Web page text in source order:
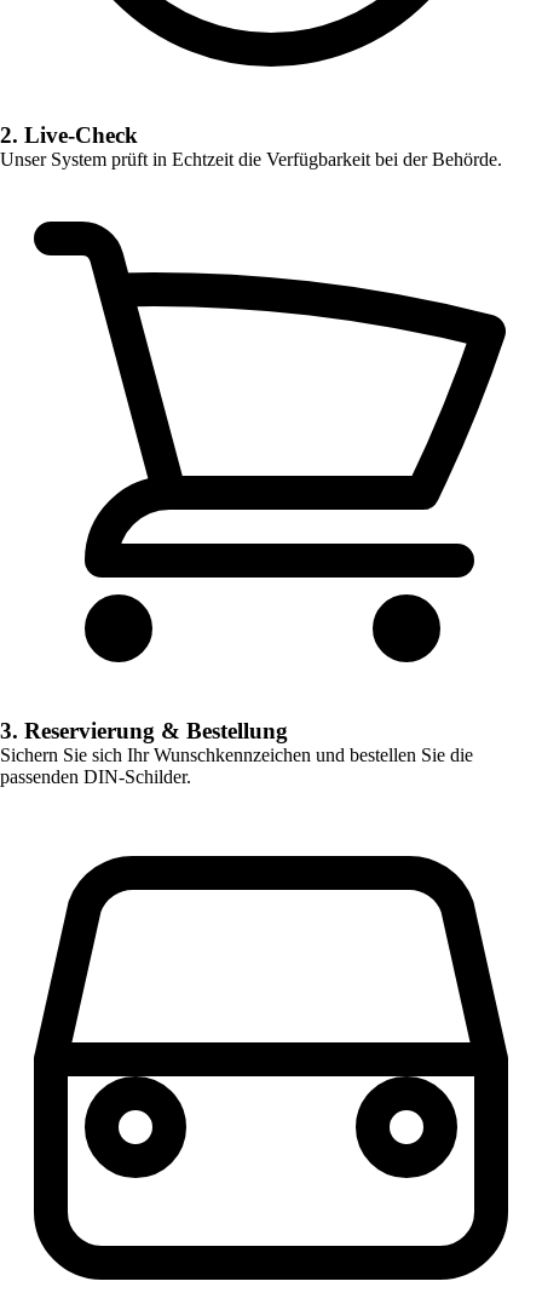
2. Live-Check
Unser System prüft in Echtzeit die Verfügbarkeit bei der Behörde.
3. Reservierung & Bestellung
Sichern Sie sich Ihr Wunschkennzeichen und bestellen Sie die
passenden DIN-Schilder.